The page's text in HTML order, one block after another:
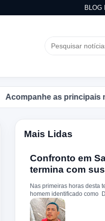
BLOG
as principais
Mais Lidas
Confronto em
termina com
Nas primeiras horas desta
homem identificado como
Pereira morreu após
Militar no povoado
Santa Rita. De acordo com